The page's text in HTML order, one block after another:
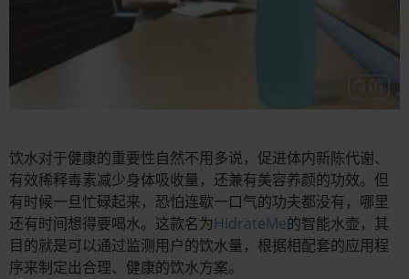
饮水对于健康的重要性自然不用多说，促进体内新陈代谢、
有效稀释毒素减少身体吸收量，还兼有美容养颜的功效。但
有时候一旦忙碌起来，恐怕连歇一口气的功夫都没有，哪里
还有时间想得要喝水。这款名为HidrateMe的智能水壶，其
目的就是可以通过监测用户的饮水量，根据相配套的应用程
序来制定出合理、健康的饮水方案。